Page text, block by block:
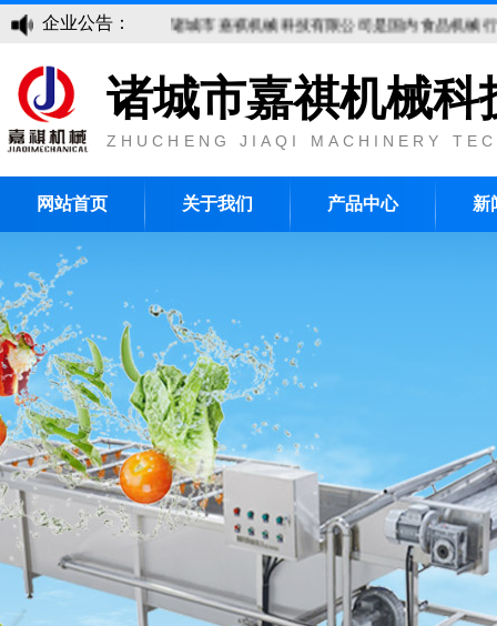
企业公告： 诸城市嘉祺机械科技有限公司是国内食品机械行业
诸城市嘉祺机械科
ZHUCHENG JIAQI MACHINERY
网站首页 关于我们 产品中心 新